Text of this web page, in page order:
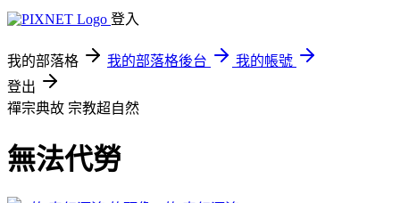
登入
我的部落格 我的部落格後台
我的帳號
登出
禪宗典故 宗教超自然
無法代勞